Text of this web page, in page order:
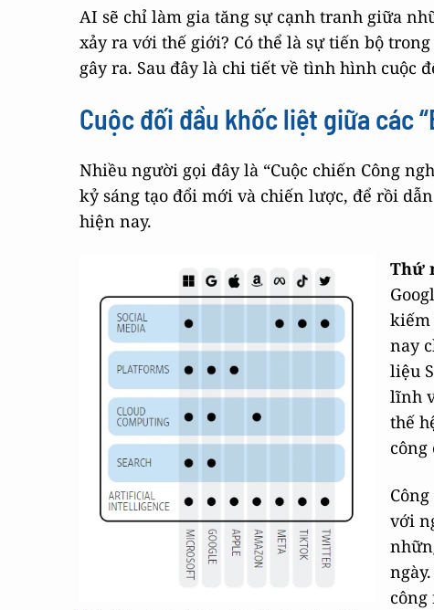
AI sẽ chỉ làm gia tăng sự cạnh tranh giữa
xảy ra với thế giới? Có thể là sự tiến bộ
gây ra. Sau đây là chi tiết về tình hình cuộc
Cuộc đối đầu khốc liệt giữa các
Nhiều người gọi đây là “Cuộc chiến Công
kỷ sáng tạo đổi mới và chiến lược, để rồi
hiện nay.
Thứ
kiếm
nay
liệu
lĩnh
thế
với